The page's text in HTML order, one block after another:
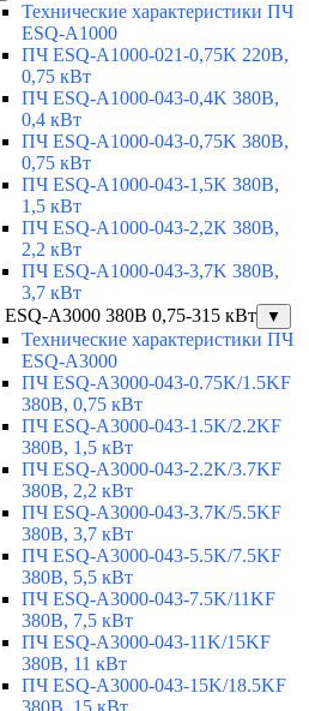
Технические характеристики ПЧ
ESQ-A1000
ПЧ ESQ-A1000-021-0,75K 220В,
0,75 кВт
ПЧ ESQ-A1000-043-0,4K 380В,
0,4 кВт
ПЧ ESQ-A1000-043-0,75K 380В,
0,75 кВт
ПЧ ESQ-A1000-043-1,5K 380В,
1,5 кВт
ПЧ ESQ-A1000-043-2,2K 380В,
2,2 кВт
ПЧ ESQ-A1000-043-3,7K 380В,
3,7 кВт
A3000 380В 0,75-315 кВт
▼
Технические характеристики ПЧ
ESQ-A3000
ПЧ ESQ-A3000-043-0.75K/1.5KF
380В, 0,75 кВт
ПЧ ESQ-A3000-043-1.5K/2.2KF
380В, 1,5 кВт
ПЧ ESQ-A3000-043-2.2K/3.7KF
380В, 2,2 кВт
ПЧ ESQ-A3000-043-3.7K/5.5KF
380В, 3,7 кВт
ПЧ ESQ-A3000-043-5.5K/7.5KF
380В, 5,5 кВт
ПЧ ESQ-A3000-043-7.5K/11KF
380В, 7,5 кВт
ПЧ ESQ-A3000-043-11K/15KF
380В, 11 кВт
ПЧ ESQ-A3000-043-15K/18.5KF